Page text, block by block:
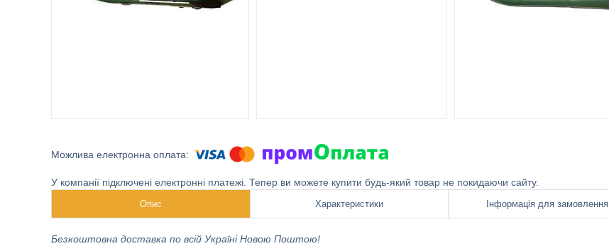
У компанії підключені електронні платежі. Тепер ви можете купити будь-який товар не покидаючи сайту.
Опис Характеристики Інформація для замовлення
Безкоштовна доставка по всій Україні Новою Поштою!